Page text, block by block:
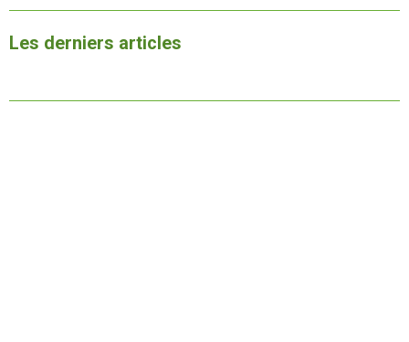
Les derniers articles